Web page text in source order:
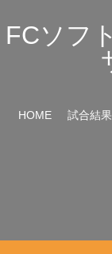
FCソフ
HOME 試合結果